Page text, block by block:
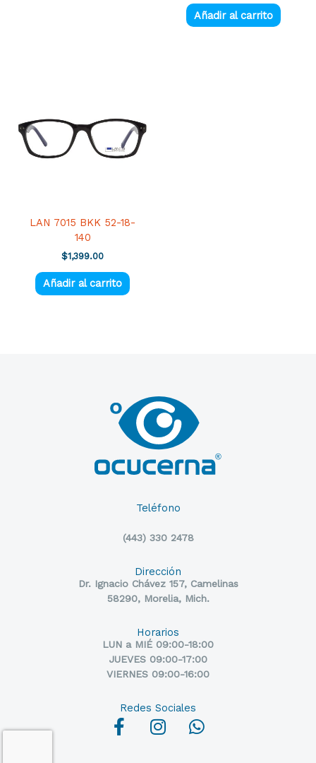
Añadir al carrito
LAN 7015 BKK 52-18-
140
$1,399.00
Añadir al carrito
Teléfono
(443) 330 2478
Dirección
Dr. Ignacio Chávez 157, Camelinas
58290, Morelia, Mich.
Horarios
LUN a MIÉ 09:00-18:00
JUEVES 09:00-17:00
VIERNES 09:00-16:00
Redes Sociales
F
a
I
n
W
h